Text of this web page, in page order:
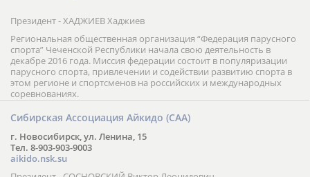
Президент - ХАДЖИЕВ Хаджиев
Региональная общественная организация “Федерация парусного
спорта” Чеченской Республики начала свою деятельность в
декабре 2016 года. Миссия федерации состоит в популяризации
парусного спорта, привлечении и содействии развитию спорта в
этом регионе и спортсменов на российских и международных
соревнованиях.
Сибирская Ассоциация Айкидо (САА)
г. Новосибирск, ул. Ленина, 15
Тел. 8-903-903-9003
aikido.nsk.su